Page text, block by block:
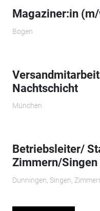
Magaziner:in
Bogen
Nachtschicht
München
Betriebsleiter/
Zimmern/Singen
Dunningen, Singen,